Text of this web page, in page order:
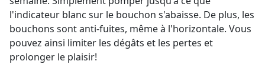
l'indicateur blanc sur le bouchon s'abaisse. De plus, les
bouchons sont anti-fuites, même à l'horizontale. Vous
pouvez ainsi limiter les dégâts et les pertes et
prolonger le plaisir!